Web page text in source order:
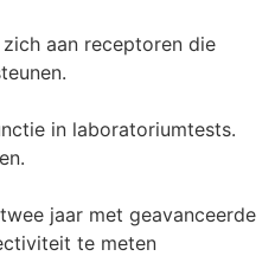
aan receptoren die
in laboratoriumtests.
jaar met geavanceerde
te meten​